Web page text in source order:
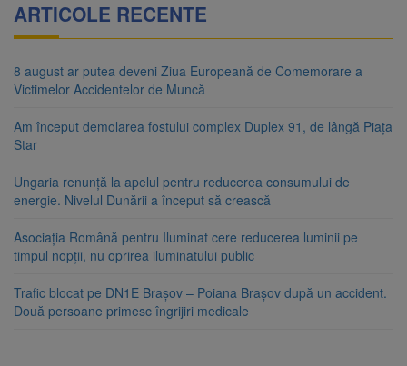
ARTICOLE RECENTE
8 august ar putea deveni Ziua Europeană de Comemorare a
Victimelor Accidentelor de Muncă
Am început demolarea fostului complex Duplex 91, de lângă Piața
Star
Ungaria renunță la apelul pentru reducerea consumului de
energie. Nivelul Dunării a început să crească
Asociația Română pentru Iluminat cere reducerea luminii pe
timpul nopții, nu oprirea iluminatului public
Trafic blocat pe DN1E Brașov – Poiana Brașov după un accident.
Două persoane primesc îngrijiri medicale